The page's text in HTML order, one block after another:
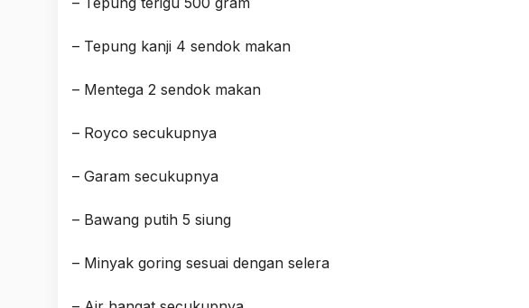
– Tepung kanji 4 sendok makan
– Mentega 2 sendok makan
– Royco secukupnya
– Garam secukupnya
– Bawang putih 5 siung
– Minyak goring sesuai dengan selera